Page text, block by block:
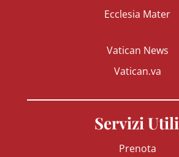
Ecclesia Mater
Vatican News
Vatican.va
Servizi Utili
Prenota